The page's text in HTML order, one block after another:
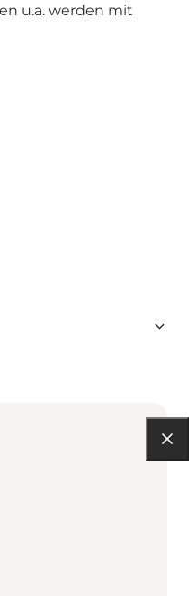
u.a. werden mit